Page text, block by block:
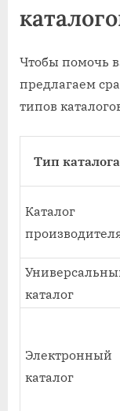
Чтобы помочь
предлагаем
типов
Тип каталога
Каталог
каталог
Электронный
каталог